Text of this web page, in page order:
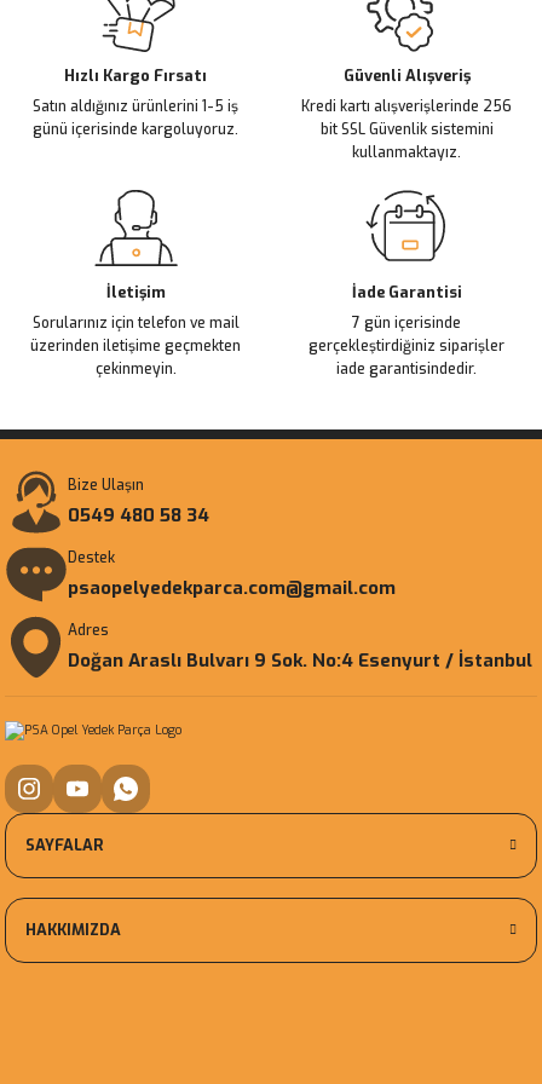
Ürün açıklamasında eksik bilgiler bulunuyor.
Ürün bilgilerinde hatalar bulunuyor.
Ürün fiyatı diğer sitelerden daha pahalı.
Bu ürüne benzer farklı alternatifler olmalı.
Hızlı Kargo Fırsatı
Satın aldığınız ürünlerini 1-5 iş
günü içerisinde kargoluyoruz.
Güvenli Alışveriş
Kredi kartı alışverişlerinde 256
bit SSL Güvenlik sistemini
kullanmaktayız.
İletişim
Sorularınız için telefon ve mail
üzerinden iletişime geçmekten
çekinmeyin.
İade Garantisi
7 gün içerisinde
gerçekleştirdiğiniz siparişler
iade garantisindedir.
Bize Ulaşın
0549 480 58 34
Destek
psaopelyedekparca.com@gmail.com
Adres
Doğan Araslı Bulvarı 9 Sok. No:4 Esenyurt / İstanbul
SAYFALAR
HAKKIMIZDA